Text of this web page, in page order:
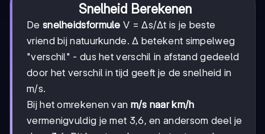
Snelheid Berekenen
De snelheidsformule V = Δs/Δt is je beste
vriend bij natuurkunde. Δ betekent simpelweg
"verschil" - dus het verschil in afstand gedeeld
door het verschil in tijd geeft je de snelheid in
m/s.
Bij het omrekenen van m/s naar km/h
vermenigvuldig je met 3,6, en andersom deel je